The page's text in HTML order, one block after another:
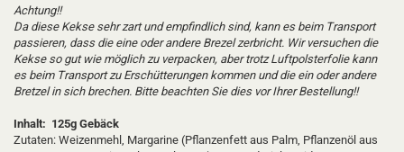
Achtung!!
Da diese Kekse sehr zart und empfindlich sind, kann es beim Transport
passieren, dass die eine oder andere Brezel zerbricht. Wir versuchen die
Kekse so gut wie möglich zu verpacken, aber trotz Luftpolsterfolie kann
es beim Transport zu Erschütterungen kommen und die ein oder andere
Bretzel in sich brechen. Bitte beachten Sie dies vor Ihrer Bestellung!!
Inhalt: 125g Gebäck
Zutaten: Weizenmehl, Margarine (Pflanzenfett aus Palm, Pflanzenöl aus